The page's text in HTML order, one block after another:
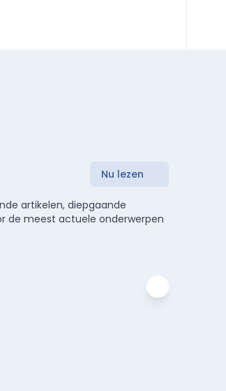
Nu lezen
artikelen, diepgaande
de meest actuele onderwerpen